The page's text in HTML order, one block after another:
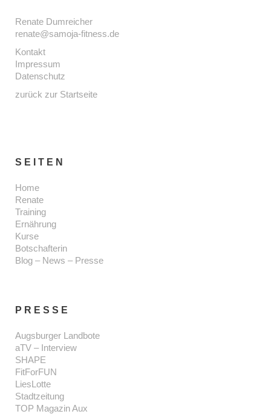
Renate Dumreicher
renate@samoja-fitness.de
Kontakt
Impressum
Datenschutz
zurück zur Startseite
SEITEN
Home
Renate
Training
Ernährung
Kurse
Botschafterin
Blog – News – Presse
PRESSE
Augsburger Landbote
aTV – Interview
SHAPE
FitForFUN
LiesLotte
Stadtzeitung
TOP Magazin Aux